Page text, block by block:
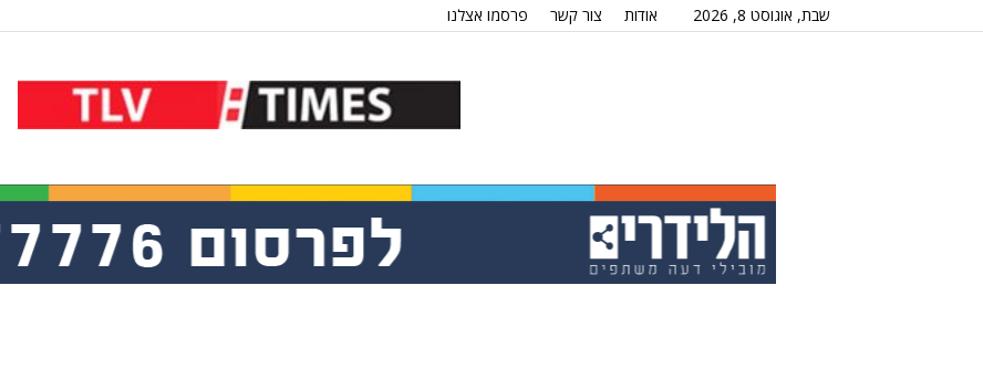
שבת, אוגוסט 8, 2026 אודות צור קשר פרסמו אצלנו